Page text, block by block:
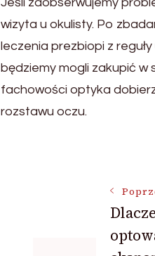
wizyta u okulisty. Po
leczenia prezbiopi z
będziemy mogli zakupić w
fachowości optyka
rozstawu oczu.
wpisu